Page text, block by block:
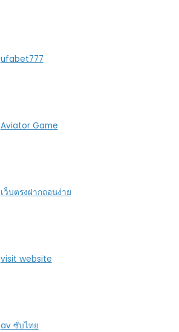
ufabet777
Aviator Game
เว็บตรงฝากถอนง่าย
visit website
av ซับไทย